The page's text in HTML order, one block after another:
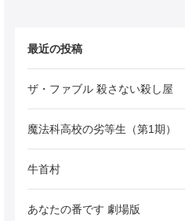
最近の投稿
ザ・ファブル 殺さない殺し屋
魔法科高校の劣等生（第1期）
牛首村
あなたの番です 劇場版